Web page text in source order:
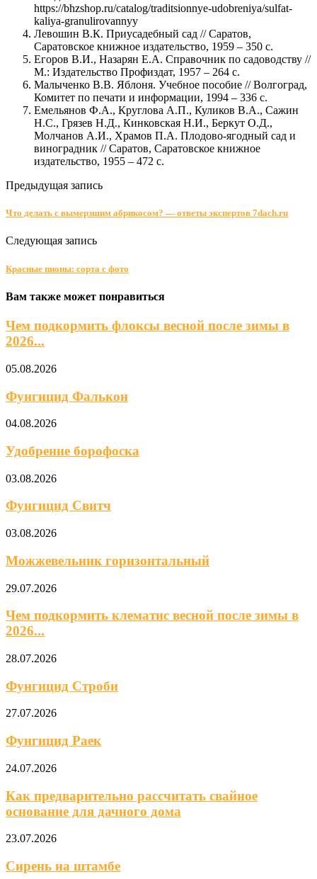
https://bhzshop.ru/catalog/traditsionnye-udobreniya/sulfat-
kaliya-granulirovannyy
Левошин В.К. Приусадебный сад // Саратов,
Саратовское книжное издательство, 1959 – 350 с.
Егоров В.И., Назарян Е.А. Справочник по садоводству //
М.: Издательство Профиздат, 1957 – 264 с.
Малыченко В.В. Яблоня. Учебное пособие // Волгоград,
Комитет по печати и информации, 1994 – 336 с.
Емельянов Ф.А., Круглова А.П., Куликов В.А., Сажин
Н.С., Грязев Н.Д., Кинковская Н.И., Беркут О.Д.,
Молчанов А.И., Храмов П.А. Плодово-ягодный сад и
виноградник // Саратов, Саратовское книжное
издательство, 1955 – 472 с.
Предыдущая запись
Что делать с вымерзшим абрикосом? — ответы экспертов 7dach.ru
Следующая запись
Красные пионы: сорта с фото
Вам также может понравиться
Чем подкормить флоксы весной после зимы в
2026...
05.08.2026
Фунгицид Фалькон
04.08.2026
Удобрение борофоска
03.08.2026
Фунгицид Свитч
03.08.2026
Можжевельник горизонтальный
29.07.2026
Чем подкормить клематис весной после зимы в
2026...
28.07.2026
Фунгицид Строби
27.07.2026
Фунгицид Раек
24.07.2026
Как предварительно рассчитать свайное
основание для дачного дома
23.07.2026
Сирень на штамбе